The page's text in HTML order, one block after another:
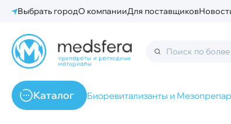
Выбрать городО компанииДля поставщиков
Каталог Биоревитализанты и